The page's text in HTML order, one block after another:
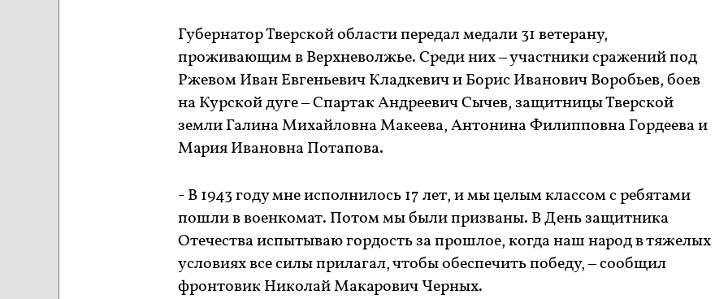
Губернатор Тверской области передал медали 31 ветерану,
проживающим в Верхневолжье. Среди них – участники сражений под
Ржевом Иван Евгеньевич Кладкевич и Борис Иванович Воробьев, боев
на Курской дуге – Спартак Андреевич Сычев, защитницы Тверской
земли Галина Михайловна Макеева, Антонина Филипповна Гордеева и
Мария Ивановна Потапова.
- В 1943 году мне исполнилось 17 лет, и мы целым классом с ребятами
пошли в военкомат. Потом мы были призваны. В День защитника
Отечества испытываю гордость за прошлое, когда наш народ в тяжелых
условиях все силы прилагал, чтобы обеспечить победу, – сообщил
фронтовик Николай Макарович Черных.